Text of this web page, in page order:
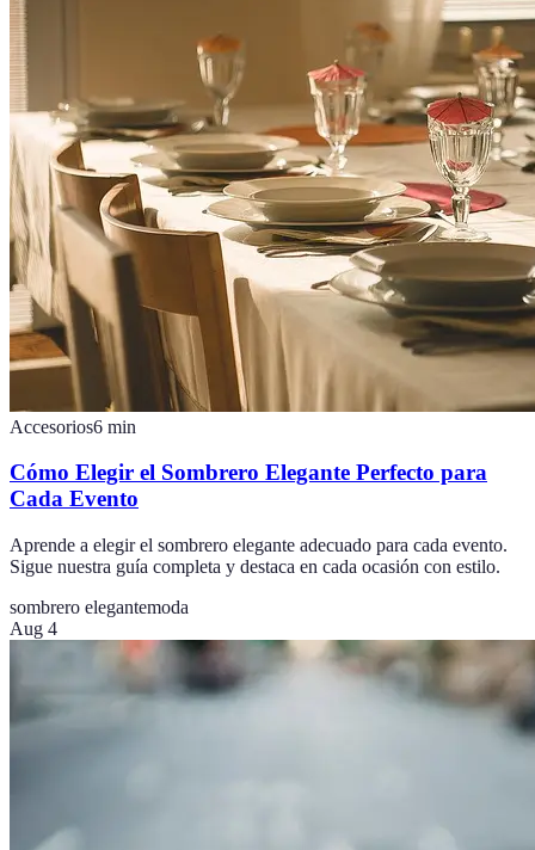
Accesorios6 min
Cómo Elegir el Sombrero Elegante Perfecto para
Cada Evento
Aprende a elegir el sombrero elegante adecuado para cada evento.
Sigue nuestra guía completa y destaca en cada ocasión con estilo.
sombrero elegantemoda
Aug 4